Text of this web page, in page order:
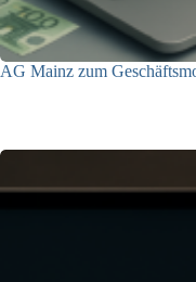
AG Mainz zum